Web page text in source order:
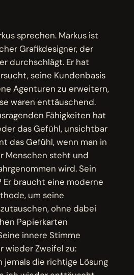
sprechen. Markus ist
Grafikdesigner, der
durchschlägt. Er hat
seine Kundenbasis
Agenturen zu erweitern,
waren enttäuschend.
Fähigkeiten hat
das Gefühl, unsichtbar
das Gefühl, wenn man in
Menschen steht und
wird. Sein
Er braucht eine moderne
um seine
ohne dabei
Papierkarten
innere Stimme
wieder Zweifel zu:
die richtige Lösung